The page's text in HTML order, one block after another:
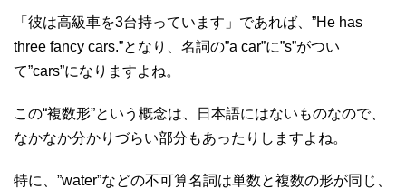
「彼は高級車を3台持っています」であれば、”He has
three fancy cars.”となり、名詞の”a car”に”s”がつい
て”cars”になりますよね。
この“複数形”という概念は、日本語にはないものなので、
なかなか分かりづらい部分もあったりしますよね。
特に、”water”などの不可算名詞は単数と複数の形が同じ、